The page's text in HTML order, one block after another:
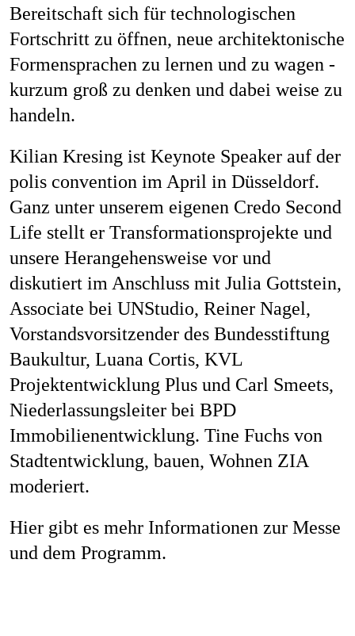
Bereitschaft sich für technologischen
Fortschritt zu öffnen, neue architektonische
Formensprachen zu lernen und zu wagen -
kurzum groß zu denken und dabei weise zu
handeln.
Kilian Kresing ist Keynote Speaker auf der
polis convention im April in Düsseldorf.
Ganz unter unserem eigenen Credo Second
Life stellt er Transformationsprojekte und
unsere Herangehensweise vor und
diskutiert im Anschluss mit Julia Gottstein,
Associate bei UNStudio, Reiner Nagel,
Vorstandsvorsitzender des Bundesstiftung
Baukultur, Luana Cortis, KVL
Projektentwicklung Plus und Carl Smeets,
Niederlassungsleiter bei BPD
Immobilienentwicklung. Tine Fuchs von
Stadtentwicklung, bauen, Wohnen ZIA
moderiert.
Hiergibt es mehr Informationen zur Messe
und dem Programm.